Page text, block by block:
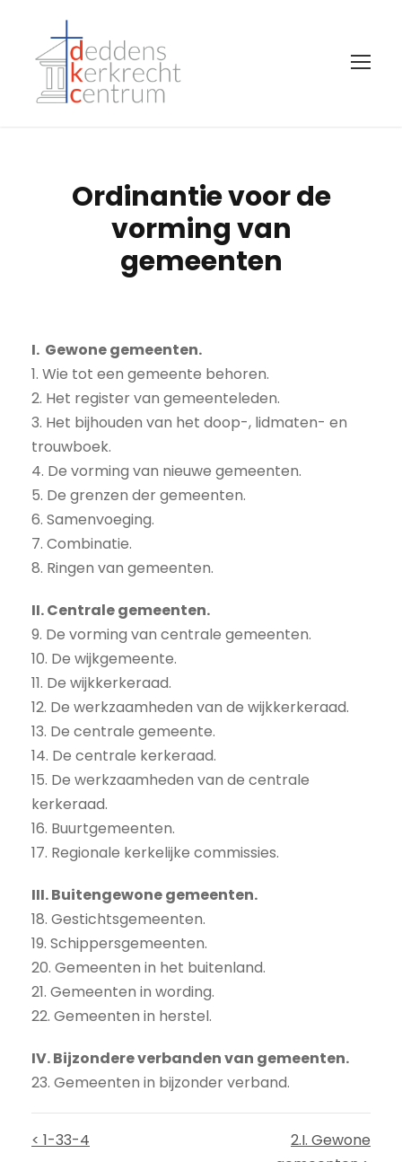
Ordinantie voor de
vorming van
gemeenten
I. Gewone gemeenten.
1. Wie tot een gemeente behoren.
2. Het register van gemeenteleden.
3. Het bijhouden van het doop-, lidmaten- en
trouwboek.
4. De vorming van nieuwe gemeenten.
5. De grenzen der gemeenten.
6. Samenvoeging.
7. Combinatie.
8. Ringen van gemeenten.
II. Centrale gemeenten.
9. De vorming van centrale gemeenten.
10. De wijkgemeente.
11. De wijkkerkeraad.
12. De werkzaamheden van de wijkkerkeraad.
13. De centrale gemeente.
14. De centrale kerkeraad.
15. De werkzaamheden van de centrale
kerkeraad.
16. Buurtgemeenten.
17. Regionale kerkelijke commissies.
III. Buitengewone gemeenten.
18. Gestichtsgemeenten.
19. Schippersgemeenten.
20. Gemeenten in het buitenland.
21. Gemeenten in wording.
22. Gemeenten in herstel.
IV. Bijzondere verbanden van gemeenten.
23. Gemeenten in bijzonder verband.
< 1-33-4
2.I. Gewone